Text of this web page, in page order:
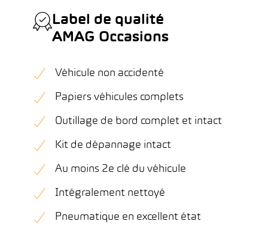
Label de qualité
AMAG Occasions
Véhicule non accidenté
Papiers véhicules complets
Outillage de bord complet et intact
Kit de dépannage intact
Au moins 2e clé du véhicule
Intégralement nettoyé
Pneumatique en excellent état